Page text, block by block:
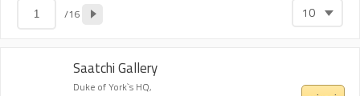
/16 10
Saatchi Gallery
Duke of York`s HQ,